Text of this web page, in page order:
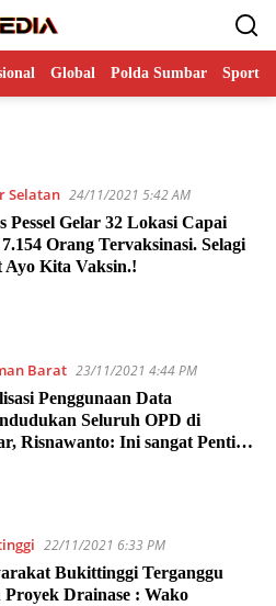
Global Polda Sumbar Sports
Selatan 24/11/2021 5:42 AM
Pessel Gelar 32 Lokasi Capai
Orang Tervaksinasi. Selagi
Ayo Kita Vaksin.!
Barat 23/11/2021 4:44 PM
Penggunaan Data
Seluruh OPD di
Risnawanto: Ini sangat Penting
22/11/2021 6:33 PM
Bukittinggi Terganggu
Proyek Drainase : Wako